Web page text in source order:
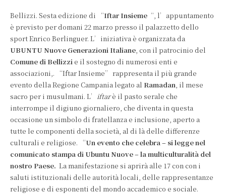
Bellizzi. Sesta edizione di “Iftar Insieme “, l’appuntamento
è previsto per domani 22 marzo presso il palazzetto dello
sport Enrico Berlinguer. L’iniziativa è organizzata da
UBUNTU Nuove Generazioni Italiane, con il patrocinio del
Comune di Bellizzie il sostegno di numerosi enti e
associazioni,. “Iftar Insieme” rappresenta il più grande
evento della Regione Campania legato al Ramadan, il mese
sacro per i musulmani. L’ iftarè il pasto serale che
interrompe il digiuno giornaliero, che diventa in questa
occasione un simbolo di fratellanza e inclusione, aperto a
tutte le componenti della società, al di là delle differenze
culturali e religiose. “Un evento che celebra – si legge nel
comunicato stampa di Ubuntu Nuove – la multiculturalità del
nostro Paese. La manifestazione si aprirà alle 17 con con i
saluti istituzionali delle autorità locali, delle rappresentanze
religiose e di esponenti del mondo accademico e sociale.